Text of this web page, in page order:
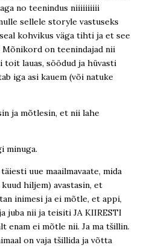
no teenindus niiiiiiiiii
sellele storyle vastuseks
kohvikus väga tihti ja et see
Mõnikord on teenindajad nii
toit lauas, söödud ja hüvasti
iga asi kauem (või natuke
ja mõtlesin, et nii lahe
minuga.
uue maailmavaate, mida
hiljem) avastasin, et
inimesi ja ei mõtle, et appi,
juba nii ja teisiti JA KIIRESTI
enam ei mõtle nii. Ja ma tšillin.
on vaja tšillida ja võtta